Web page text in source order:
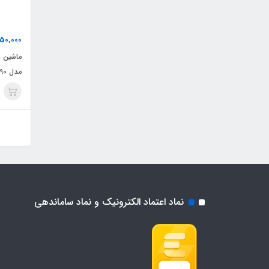
مدل V-990
نماد اعتماد الکترونیک و نماد ساماندهی